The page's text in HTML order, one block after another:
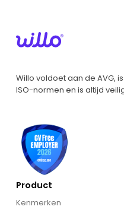
Willo voldoet aan de AVG,
ISO-normen en is altijd
Product
Kenmerken